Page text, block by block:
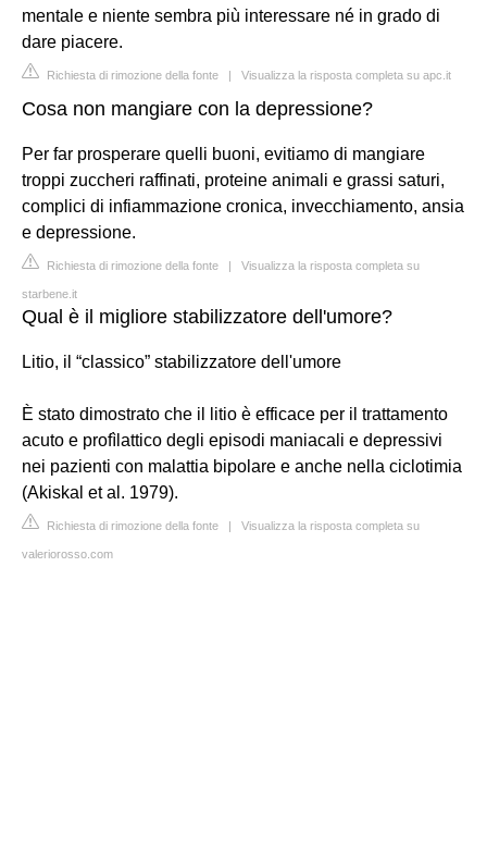
mentale e niente sembra più interessare né in grado di
dare piacere.
Richiesta di rimozione della fonte | Visualizza la risposta completa su apc.it
Cosa non mangiare con la depressione?
Per far prosperare quelli buoni, evitiamo di mangiare
troppi zuccheri raffinati, proteine animali e grassi saturi,
complici di infiammazione cronica, invecchiamento, ansia
e depressione.
Richiesta di rimozione della fonte | Visualizza la risposta completa su
starbene.it
Qual è il migliore stabilizzatore dell'umore?
Litio, il “classico” stabilizzatore dell'umore
È stato dimostrato che il litio è efficace per il trattamento
acuto e profìlattico degli episodi maniacali e depressivi
nei pazienti con malattia bipolare e anche nella ciclotimia
(Akiskal et al. 1979).
Richiesta di rimozione della fonte | Visualizza la risposta completa su
valeriorosso.com